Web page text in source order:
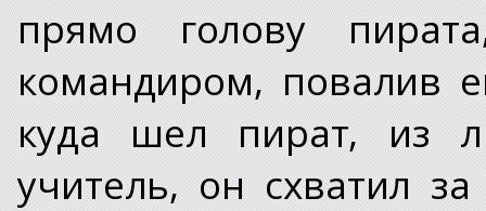
прямо голову
командиром, повалив
куда шел пират, из
учитель, он схватил